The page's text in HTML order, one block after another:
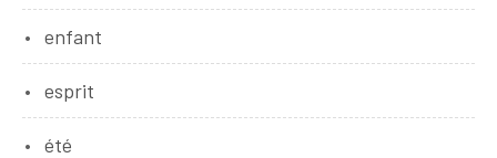
enfant
esprit
été